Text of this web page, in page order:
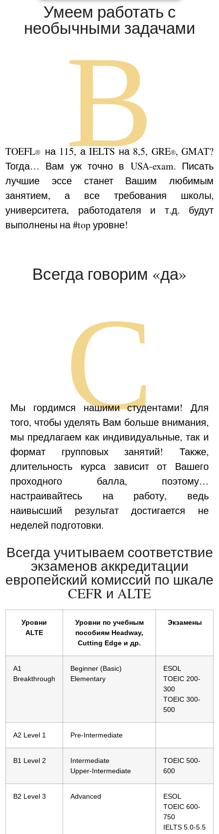
Умеем работать с
необычными задачами
B
TOEFL® на 115, а IELTS на 8,5, GRE®, GMAT?
Тогда… Вам уж точно в USA-exam. Писать
лучшие эссе станет Вашим любимым
занятием, а все требования школы,
университета, работодателя и т.д. будут
выполнены на #top уровне!
Всегда говорим «да»
C
Мы гордимся нашими студентами! Для
того, чтобы уделять Вам больше внимания,
мы предлагаем как индивидуальные, так и
формат групповых занятий! Также,
длительность курса зависит от Вашего
проходного балла, поэтому…
настраивайтесь на работу, ведь
наивысший результат достигается не
неделей подготовки.
Всегда учитываем соответствие
экзаменов аккредитации
европейский комиссий по шкале
CEFR и ALTE
Уровни
ALTE
Уровни по учебным
пособиям Headway,
Cutting Edge и др.
Экзамены
A1
Breakthrough
Beginner (Basic)
Elementary
ESOL
TOEIC 200-
300
TOEIC 300-
500
A2 Level 1 Pre-Intermediate
B1 Level 2
Intermediate
Upper-Intermediate
TOEIC 500-
600
B2 Level 3 Advanced
ESOL
TOEIC 600-
750
IELTS 5.0-5.5